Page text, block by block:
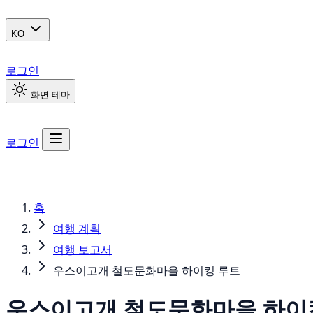
KO
로그인
화면 테마
로그인
홈
여행 계획
여행 보고서
우스이고개 철도문화마을 하이킹 루트